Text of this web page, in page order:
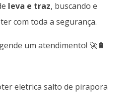
leva e traz, buscando e
com toda a segurança.
um atendimento! 🚀🔋
eletrica salto de pirapora